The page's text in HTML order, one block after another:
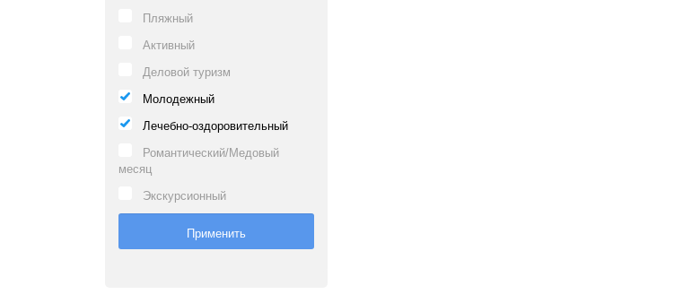
Пляжный
Активный
Деловой туризм
Молодежный
Лечебно-оздоровительный
Романтический/Медовый
месяц
Экскурсионный